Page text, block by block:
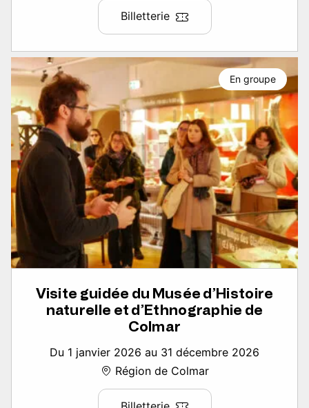
Billetterie
Visite guidée du Musée d’Histoire
naturelle et d’Ethnographie de
Colmar
Du 1 janvier 2026 au 31 décembre 2026
Région de Colmar
En groupe